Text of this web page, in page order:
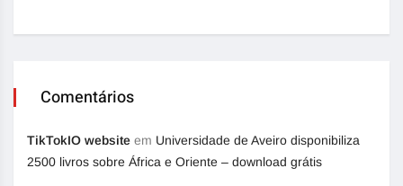
Comentários
TikTokIO website em Universidade de Aveiro disponibiliza
2500 livros sobre África e Oriente – download grátis